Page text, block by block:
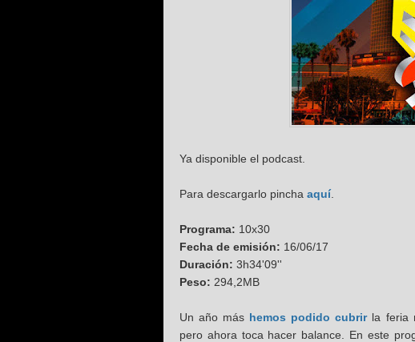
Ya disponible el podcast.
Para descargarlo pincha aquí.
Programa: 10x30
Fecha de emisión: 16/06/17
Duración: 3h34'09''
Peso: 294,2MB
Un año más hemos podido cubrirla feria
pero ahora toca hacer balance. En este